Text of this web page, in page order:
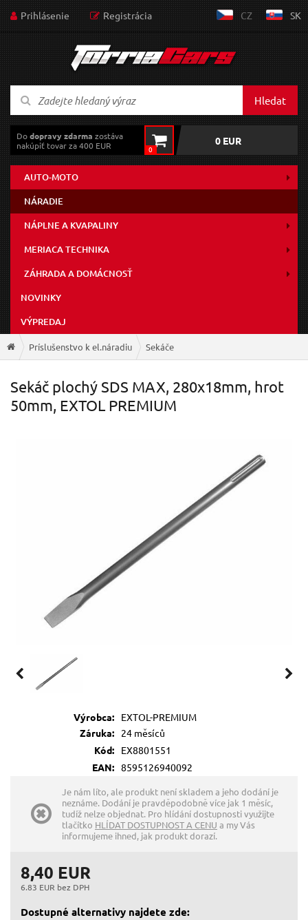
Prihlásenie Registrácia CZ SK
Hledat
Dodopravy zdarma zostáva
nakúpiť tovar za 400 EUR
0
0 EUR
AUTO-MOTO
NÁRADIE
NÁPLNE A KVAPALINY
MERIACA TECHNIKA
ZÁHRADA A DOMÁCNOSŤ
NOVINKY
VÝPREDAJ
Príslušenstvo k el.náradiu Sekáče
Sekáč plochý SDS MAX, 280x18mm, hrot
50mm, EXTOL PREMIUM
Výrobca:
EXTOL-PREMIUM
Záruka:
24 měsíců
Kód:
EX8801551
EAN: 8595126940092
Je nám líto, ale produkt není skladem a jeho dodání je
neznáme. Dodání je pravděpodobně více jak 1 měsíc,
tudíž nelze objednat. Pro hlídání dostupnosti využijte
tlačítko HLÍDAT DOSTUPNOST A CENU a my Vás
informujeme ihned, jak produkt dorazí.
8,40 EUR
6.83 EUR bez DPH
Dostupné alternativy najdete zde: